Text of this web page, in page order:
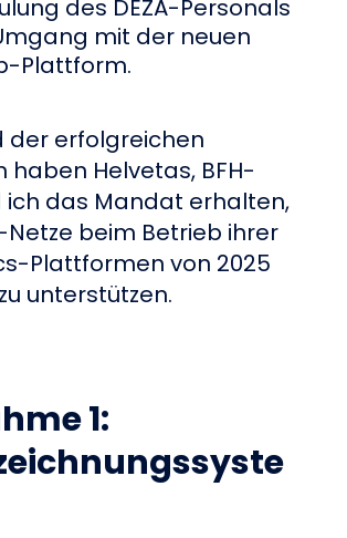
des DEZA-Personals
mit der neuen
Plattform.
der erfolgreichen
haben Helvetas, BFH-
ich das Mandat erhalten,
Netze beim Betrieb ihrer
Plattformen von 2025
unterstützen.
1: